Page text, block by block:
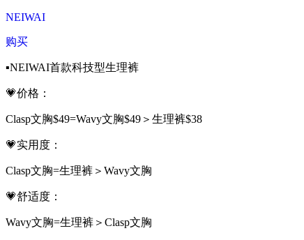
NEIWAI
购买
▪️NEIWAI首款科技型生理裤
💗价格：
Clasp文胸$49=Wavy文胸$49＞生理裤$38
💗实用度：
Clasp文胸=生理裤＞Wavy文胸
💗舒适度：
Wavy文胸=生理裤＞Clasp文胸